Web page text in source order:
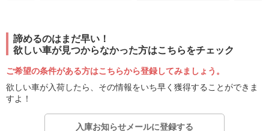
諦めるのはまだ早い！
欲しい車が見つからなかった方はこちらをチェック
ご希望の条件がある方はこちらから登録してみましょう。
欲しい車が入荷したら、その情報をいち早く獲得することができま
すよ！
入庫お知らせメールに登録する